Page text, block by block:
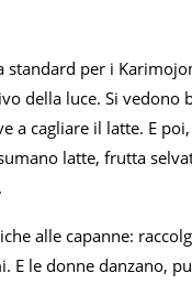
standard per i
della luce. Si
a cagliare il latte. E
latte, frutta
alle capanne:
E le donne danzano,